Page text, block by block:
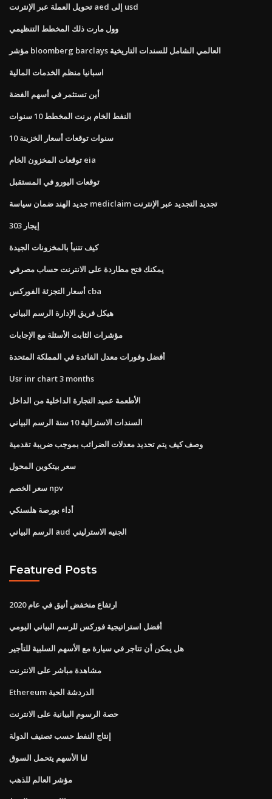
تحويل العملة عبر الإنترنت aed إلى usd
وول مارت ذلك المخطط التنظيمي
مؤشر bloomberg barclays العالمي الشامل للسندات التاريخية
اسبانيا منظم الخدمات المالية
أين تستثمر في أسهم الفضة
النفط الخام برنت المخطط 10 سنوات
10 سنوات توقعات أسعار الخزينة
توقعات المخزون الخام eia
توقعات اليورو في المستقبل
جديد الهند ضمان سياسة mediclaim تجديد التجديد عبر الإنترنت
إيجار 303
كيف تتنبأ بالمخزونات الجيدة
يمكنك فتح مطاردة على الانترنت حساب مصرفي
أسعار التجزئة الفوركس cba
هيكل فريق الإدارة الرسم البياني
مؤشرات الثابت الأسئلة مع الإجابات
أفضل وفورات معدل الفائدة في المملكة المتحدة
Usr inr chart 3 months
الأطعمة عميد التجارة الداخلية من الداخل
السندات الاسترالية 10 سنة الرسم البياني
وصف كيف يتم تحديد معدلات الضرائب بموجب ضريبة تقدمية
سعر بيتكوين المحول
سعر الخصم npv
أداء بورصة هلسنكي
الرسم البياني aud الجنيه الاسترليني
Featured Posts
ارتفاع منخفض أنيق في عام 2020
أفضل استراتيجية فوركس للرسم البياني اليومي
هل يمكن أن تتاجر في سيارة مع الأسهم السلبية للتأجير
مشاهدة مباشر على الانترنت
Ethereum الدردشة الحية
حصة الرسوم البيانية على الانترنت
إنتاج النفط حسب تصنيف الدولة
لنا الأسهم يتحمل السوق
مؤشر العالم للذهب